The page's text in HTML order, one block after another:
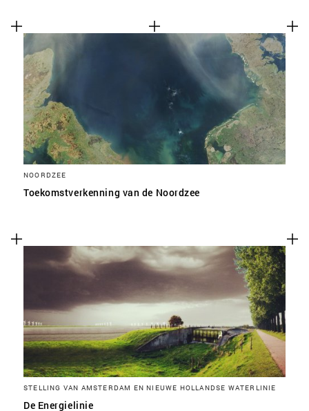
NOORDZEE
Toekomstverkenning van de Noordzee
STELLING VAN AMSTERDAM EN NIEUWE HOLLANDSE WATERLINIE
De Energielinie